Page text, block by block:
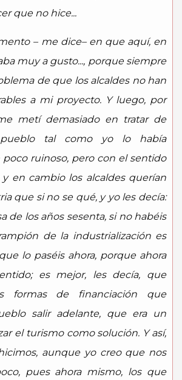
que no hice...
– me dice– en que aquí, en
muy a gusto..., porque siempre
de que los alcaldes no han
a mi proyecto. Y luego, por
metí demasiado en tratar de
tal como yo lo había
ruinoso, pero con el sentido
y en cambio los alcaldes querían
que si no se qué, y yo les decía:
de los años sesenta, si no habéis
de la industrialización es
lo paséis ahora, porque ahora
es mejor, les decía, que
formas de financiación que
salir adelante, que era un
el turismo como solución. Y así,
aunque yo creo que nos
pues ahora mismo, los que